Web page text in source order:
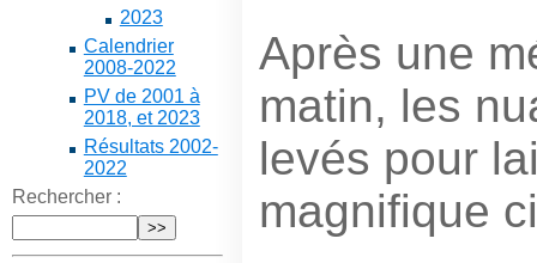
2023
Calendrier
2008-2022
PV de 2001 à
2018, et 2023
Résultats 2002-
2022
Rechercher :
Après une
matin, les
levés pour
magnifique